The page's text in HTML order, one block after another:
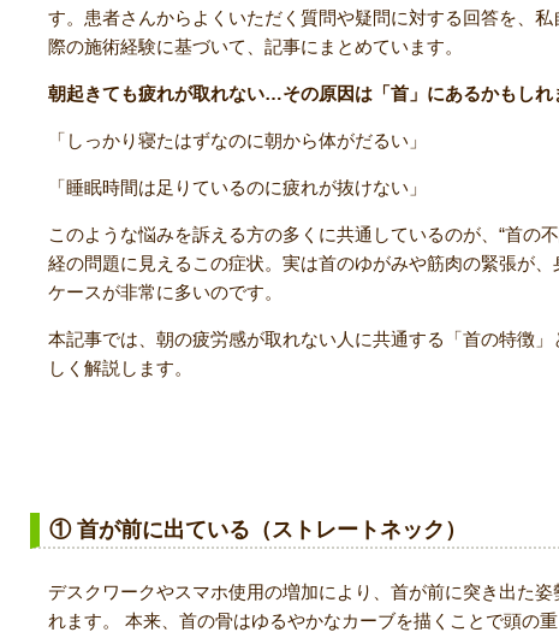
す。患者さんからよくいただく質問や疑問に対する回答を、
際の施術経験に基づいて、記事にまとめています。
朝起きても疲れが取れない…その原因は「首」にあるかもしれ
「しっかり寝たはずなのに朝から体がだるい」
「睡眠時間は足りているのに疲れが抜けない」
このような悩みを訴える方の多くに共通しているのが、“首の
経の問題に見えるこの症状。実は首のゆがみや筋肉の緊張が
ケースが非常に多いのです。
本記事では、朝の疲労感が取れない人に共通する「首の特徴
しく解説します。
① 首が前に出ている（ストレートネック）
デスクワークやスマホ使用の増加により、首が前に突き出た
れます。 本来、首の骨はゆるやかなカーブを描くことで頭の